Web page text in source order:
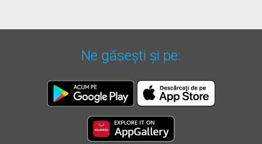
Ne găsești și pe: